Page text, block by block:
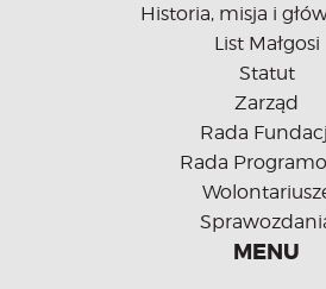
Historia, misja i
List Małgosi
Statut
Zarząd
Rada
Rada
MENU